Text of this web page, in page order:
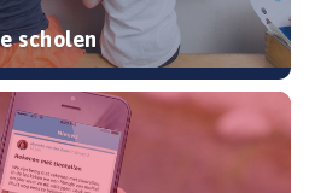
scholen